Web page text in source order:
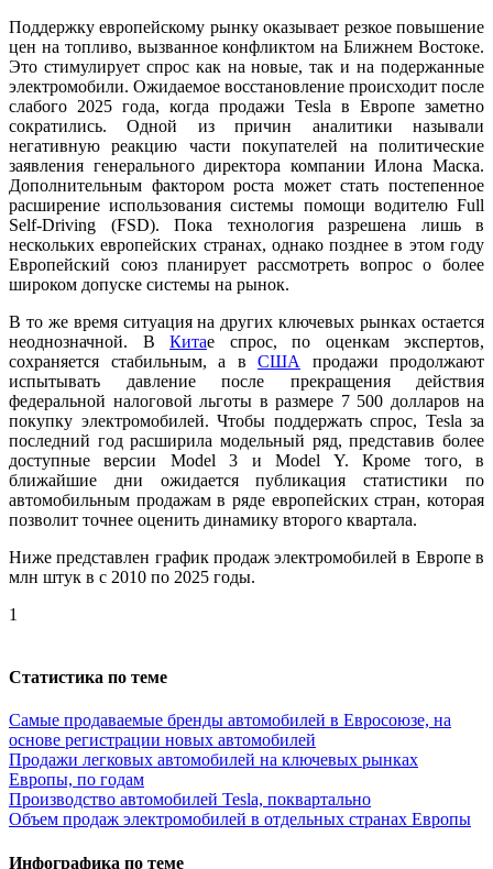
Поддержку европейскому рынку оказывает резкое повышение
цен на топливо, вызванное конфликтом на Ближнем Востоке.
Это стимулирует спрос как на новые, так и на подержанные
электромобили. Ожидаемое восстановление происходит после
слабого 2025 года, когда продажи Tesla в Европе заметно
сократились. Одной из причин аналитики называли
негативную реакцию части покупателей на политические
заявления генерального директора компании Илона Маска.
Дополнительным фактором роста может стать постепенное
расширение использования системы помощи водителю Full
Self-Driving (FSD). Пока технология разрешена лишь в
нескольких европейских странах, однако позднее в этом году
Европейский союз планирует рассмотреть вопрос о более
широком допуске системы на рынок.
В то же время ситуация на других ключевых рынках остается
неоднозначной. В Китае спрос, по оценкам экспертов,
сохраняется стабильным, а в США
продажи продолжают
испытывать давление после прекращения действия
федеральной налоговой льготы в размере 7 500 долларов на
покупку электромобилей. Чтобы поддержать спрос, Tesla за
последний год расширила модельный ряд, представив более
доступные версии Model 3 и Model Y. Кроме того, в
ближайшие дни ожидается публикация статистики по
автомобильным продажам в ряде европейских стран, которая
позволит точнее оценить динамику второго квартала.
Ниже представлен график продаж электромобилей в Европе в
млн штук в с 2010 по 2025 годы.
1
Статистика по теме
Самые продаваемые бренды автомобилей в Евросоюзе, на
основе регистрации новых автомобилей
Продажи легковых автомобилей на ключевых рынках
Европы, по годам
Производство автомобилей Tesla, поквартально
Объем продаж электромобилей в отдельных странах Европы
Инфографика по теме